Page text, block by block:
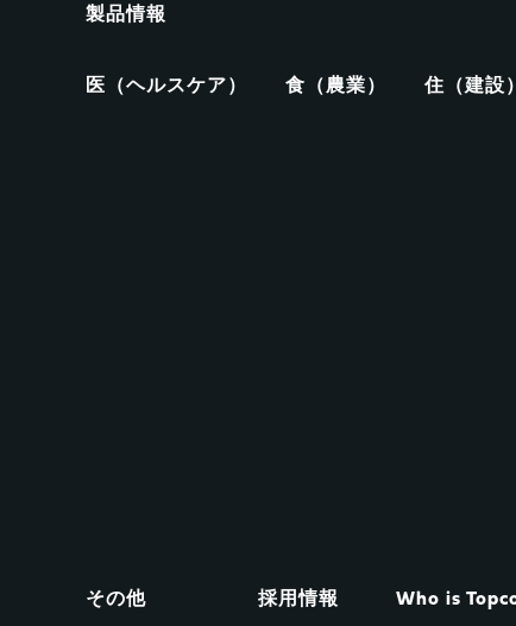
製品情報
医（ヘルスケア） 食（農業） 住（建設）
その他 採用情報 Who is